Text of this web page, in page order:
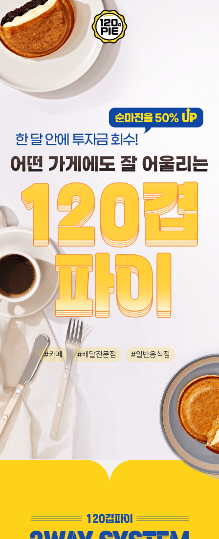
#카페 #배달전문점 #일반음식점